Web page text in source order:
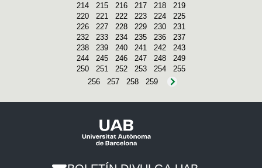
214
215 216 217 218
219
220
221 222 223 224
225
226
227 228 229 230
231
232
233 234 235 236
237
238
239 240 241 242
243
244
245 246 247 248
249
250
251 252 253 254
255
256
257 258 259